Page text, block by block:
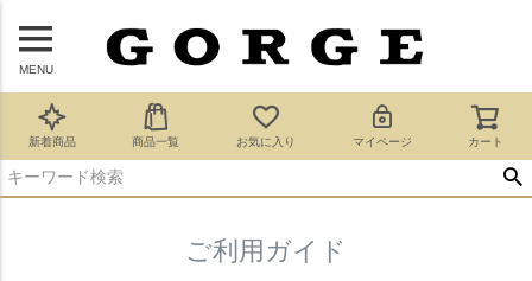
MENU
新着商品 商品一覧 お気に入り マイページ カート
ご利用ガイド